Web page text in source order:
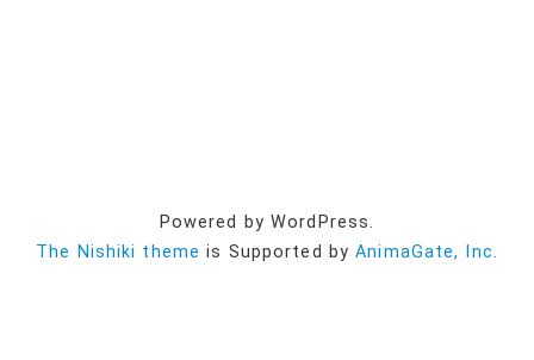
Powered by WordPress.
The Nishiki theme is Supported byAnimaGate, Inc.